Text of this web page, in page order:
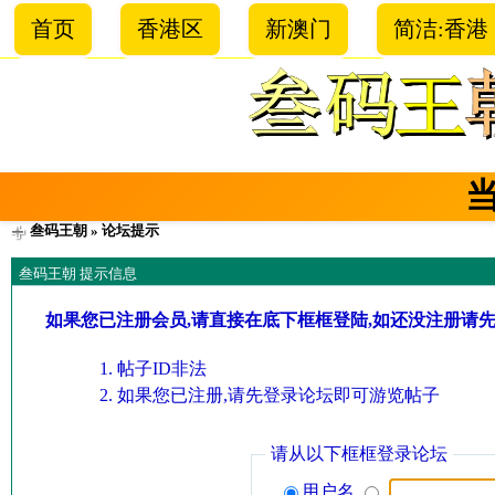
首页 香港区 新澳门 简洁:香港
叁码王朝 » 论坛提示
叁码王朝 提示信息
如果您已注册会员,请直接在底下框框登陆,如还没注册请
帖子ID非法
如果您已注册,请先登录论坛即可游览帖子
请从以下框框登录论坛
用户名